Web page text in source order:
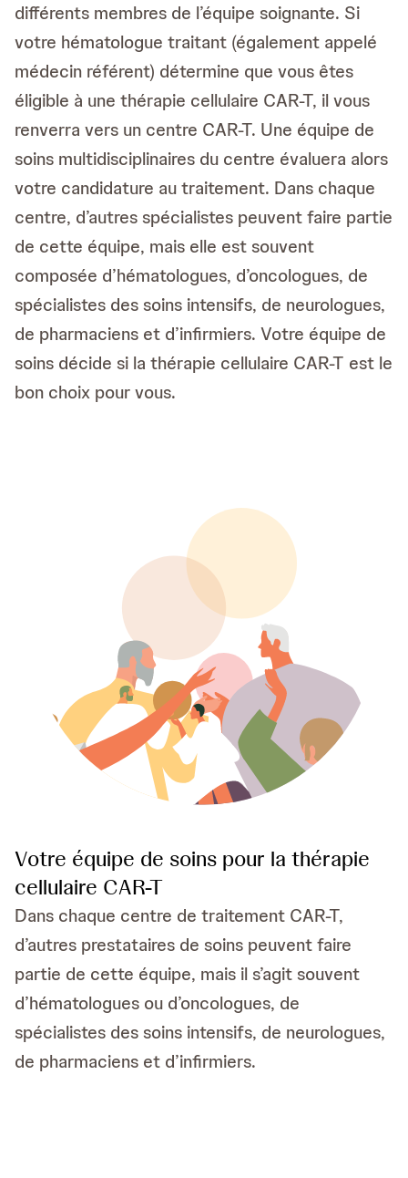
différents membres de l’équipe soignante. Si
votre hématologue traitant (également appelé
médecin référent) détermine que vous êtes
éligible à une thérapie cellulaire CAR-T, il vous
renverra vers un centre CAR-T. Une équipe de
soins multidisciplinaires du centre évaluera alors
votre candidature au traitement. Dans chaque
centre, d’autres spécialistes peuvent faire partie
de cette équipe, mais elle est souvent
composée d’hématologues, d’oncologues, de
spécialistes des soins intensifs, de neurologues,
de pharmaciens et d’infirmiers. Votre équipe de
soins décide si la thérapie cellulaire CAR-T est le
bon choix pour vous.
Votre équipe de soins pour la thérapie
cellulaire CAR-T
Dans chaque centre de traitement CAR-T,
d’autres prestataires de soins peuvent faire
partie de cette équipe, mais il s’agit souvent
d’hématologues ou d’oncologues, de
spécialistes des soins intensifs, de neurologues,
de pharmaciens et d’infirmiers.